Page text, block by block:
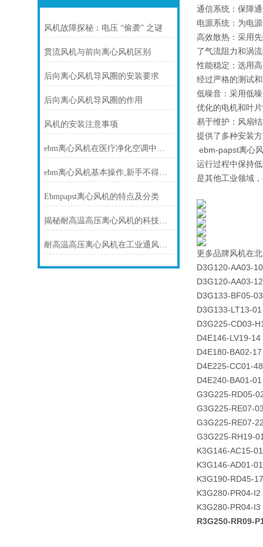
风机故障探秘：电压 “偷袭” 之谜
贯流风机与前向离心风机区别
后向离心风机导风圈的安装要求
后向离心风机导风圈的作用
风机的安装注意事项
ebm离心风机在医疗净化空调中的静音与洁净优势
ebm离心风机基本操作,新手不得不看
Ebmpapst离心风机的特点及分类
揭秘耐高温高压离心风机的科技力量！
耐高温高压离心风机在工业通风方面发挥着重要作用
通信系统：保障
电源系统：为电
高效散热：采用
了气流阻力和涡
性能稳定：选用
经过严格的测试
低噪音：采用低
优化的电机和叶
易于维护：风扇
提供了多种安装
ebm-papst离心
运行过程中保持
是其他工业领域
更多品牌风机在
D3G120-AA03-10
D3G120-AA03-12
D3G133-BF05-03
D3G133-LT13-01
D3G225-CD03-
D4E146-LV19-14
D4E180-BA02-17
D4E225-CC01-48
D4E240-BA01-01
G3G225-RD05-
G3G225-RE07-
G3G225-RE07-
G3G225-RH19-
K3G146-AC15-01
K3G146-AD01-01
K3G190-RD45-17
K3G280-PR04-I2
K3G280-PR04-I3
R3G250-RR09-